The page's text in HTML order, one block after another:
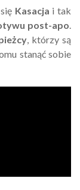
Kasacja i tak
post-apo
, którzy są
stanąć sobie